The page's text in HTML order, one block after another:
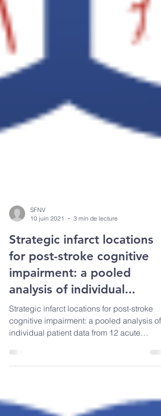
10 juin 2021
3 min de lecture
Strategic infarct locations
for post-stroke cognitive
impairment: a pooled
analysis of individual...
Strategic infarct locations for post-stroke
cognitive impairment: a pooled analysis of
individual patient data from 12 acute
ischaemic...